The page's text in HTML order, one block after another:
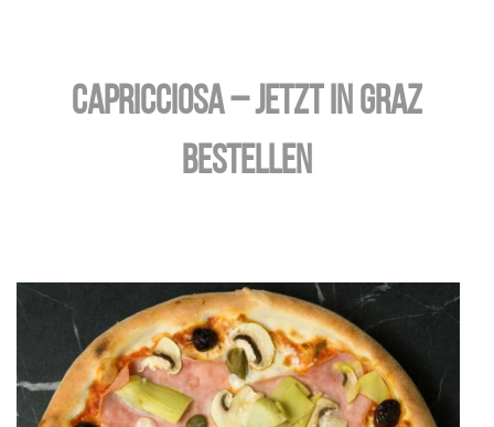
Capricciosa – jetzt in Graz
bestellen